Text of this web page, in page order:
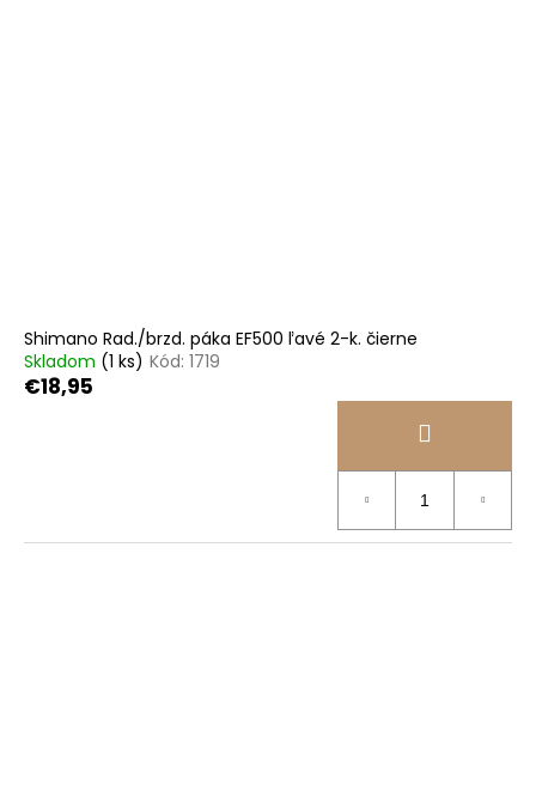
Shimano Rad./brzd. páka EF500 ľavé 2-k. čierne
Skladom (1 ks) Kód: 1719
€18,95